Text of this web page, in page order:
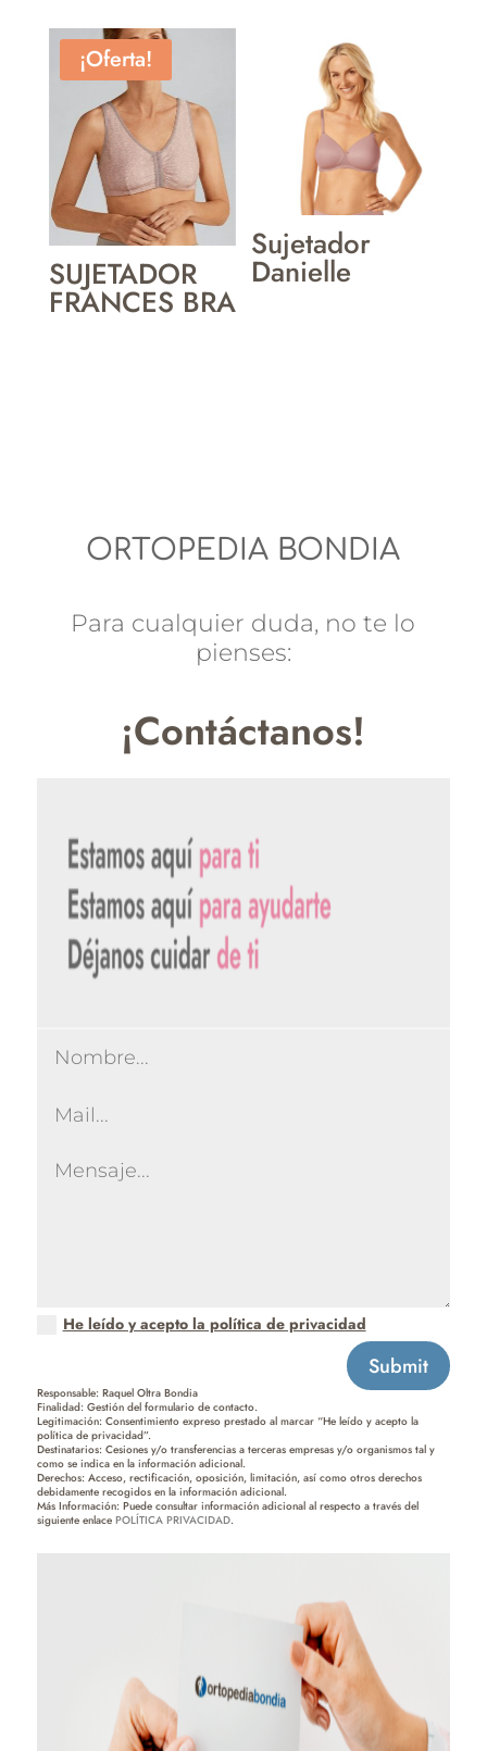
¡Oferta!
SUJETADOR
FRANCES BRA
Sujetador
Danielle
ORTOPEDIA BONDIA
Para cualquier duda, no te lo
pienses:
¡Contáctanos!
He leído y acepto la política de privacidad
Submit
Responsable: Raquel Oltra Bondia
Finalidad: Gestión del formulario de contacto.
Legitimación: Consentimiento expreso prestado al marcar “He leído y acepto la
política de privacidad”.
Destinatarios: Cesiones y/o transferencias a terceras empresas y/o organismos tal y
como se indica en la información adicional.
Derechos: Acceso, rectificación, oposición, limitación, así como otros derechos
debidamente recogidos en la información adicional.
Más Información: Puede consultar información adicional al respecto a través del
siguiente enlace POLÍTICA PRIVACIDAD.